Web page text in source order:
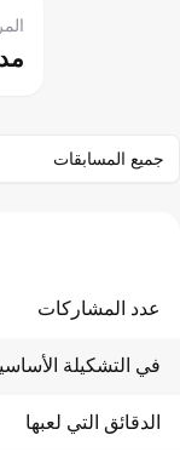
جميع المسابقات
عدد المشاركات
في التشكيلة
الدقائق التي لعبها